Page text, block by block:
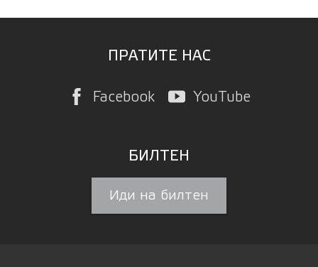
ПРАТИТЕ НАС
Facebook YouTube
БИЛТЕН
Иди на билтен